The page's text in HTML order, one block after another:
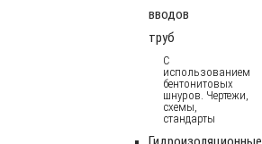
вводов
труб
С
использованием
бентонитовых
шнуров. Чертежи,
схемы,
стандарты